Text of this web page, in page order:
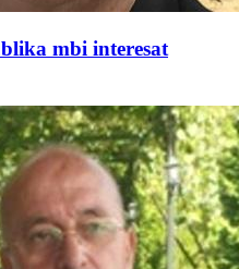
mbi interesat